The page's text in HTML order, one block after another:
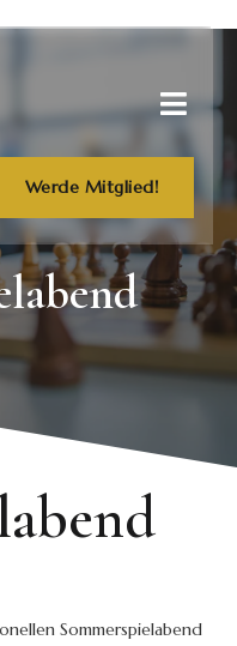
Werde Mitglied!
Sommerspielabend